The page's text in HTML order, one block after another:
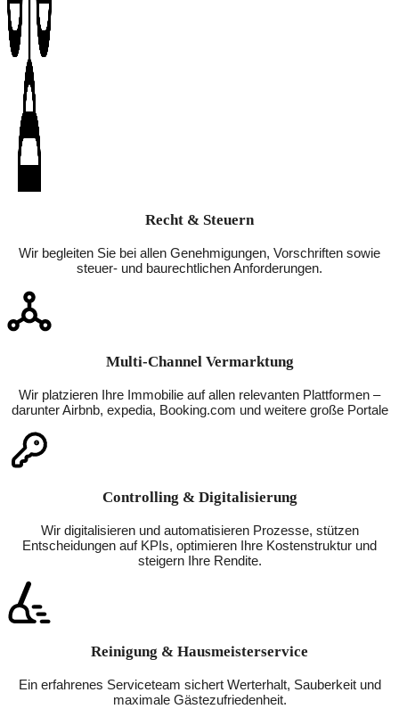
Recht & Steuern
Wir begleiten Sie bei allen Genehmigungen, Vorschriften sowie
steuer- und baurechtlichen Anforderungen.
Multi-Channel Vermarktung
Wir platzieren Ihre Immobilie auf allen relevanten Plattformen –
darunter Airbnb, expedia, Booking.com und weitere große Portale
Controlling & Digitalisierung
Wir digitalisieren und automatisieren Prozesse, stützen
Entscheidungen auf KPIs, optimieren Ihre Kostenstruktur und
steigern Ihre Rendite.
Reinigung & Hausmeisterservice
Ein erfahrenes Serviceteam sichert Werterhalt, Sauberkeit und
maximale Gästezufriedenheit.